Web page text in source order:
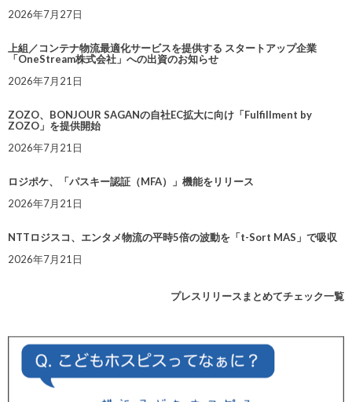
2026年7月27日
上組／コンテナ物流最適化サービスを提供する スタートアップ企業
「OneStream株式会社」への出資のお知らせ
2026年7月21日
ZOZO、BONJOUR SAGANの自社EC拡大に向け「Fulfillment by
ZOZO」を提供開始
2026年7月21日
ロジポケ、「パスキー認証（MFA）」機能をリリース
2026年7月21日
NTTロジスコ、エンタメ物流の平時5倍の波動を「t-Sort MAS」で吸収
2026年7月21日
プレスリリースまとめてチェック一覧